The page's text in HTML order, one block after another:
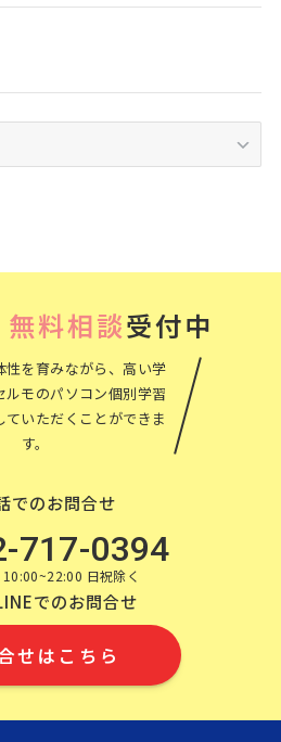
料相談受付中
性を育みながら、高い学
ルモのパソコン個別学習
ていただくことができま
す。
でのお問合せ
717-0394
日祝除く
でのお問合せ
せはこちら